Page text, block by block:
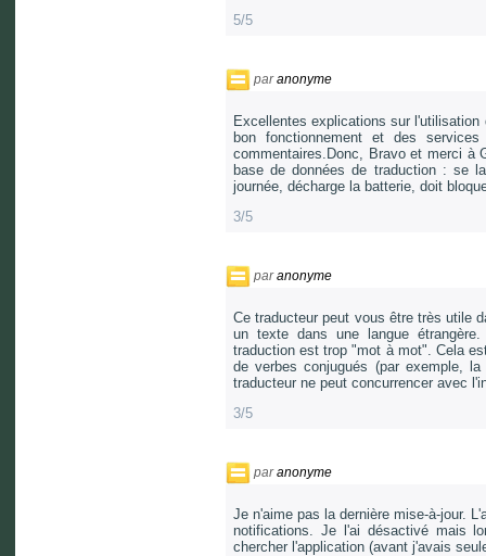
5/5
paranonyme
Excellentes explications sur
bon fonctionnement et des
commentaires.Donc, Bravo et merci à
base de données de traduction : se
journée, décharge la batterie, doit
3/5
paranonyme
Ce traducteur peut vous être très utile
un texte dans une langue
traduction est trop "mot à mot". Cela
de verbes conjugués (par exemple,
traducteur ne peut concurrencer avec
3/5
paranonyme
Je n'aime pas la dernière mise-à-jour.
notifications. Je l'ai désactivé mais
chercher l'application (avant j'avais